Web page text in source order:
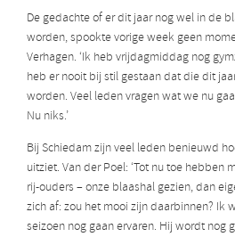
De gedachte of er dit jaar nog wel in de
worden, spookte vorige week geen
Verhagen. ‘Ik heb vrijdagmiddag nog
heb er nooit bij stil gestaan dat die dit
worden. Veel leden vragen wat we nu
Nu niks.’
Bij Schiedam zijn veel leden benieuwd
uitziet. Van der Poel: ‘Tot nu toe hebben
rij-ouders – onze blaashal gezien, dan
zich af: zou het mooi zijn daarbinnen? Ik
seizoen nog gaan ervaren. Hij wordt nog